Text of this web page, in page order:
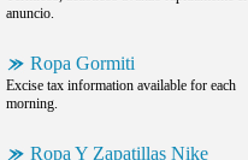
anuncio.
Ropa Gormiti
Excise tax information available for each
morning.
Ropa Y Zapatillas Nike